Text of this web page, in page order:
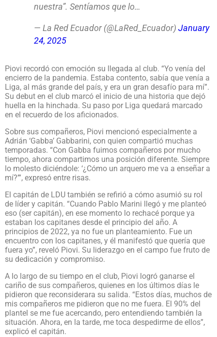
nuestra”. Sentíamos que lo…
— La Red Ecuador (@LaRed_Ecuador) January
24, 2025
Piovi recordó con emoción su llegada al club. “Yo venía del
encierro de la pandemia. Estaba contento, sabía que venía a
Liga, al más grande del país, y era un gran desafío para mí”.
Su debut en el club marcó el inicio de una historia que dejó
huella en la hinchada. Su paso por Liga quedará marcado
en el recuerdo de los aficionados.
Sobre sus compañeros, Piovi mencionó especialmente a
Adrián ‘Gabba’ Gabbarini, con quien compartió muchas
temporadas. “Con Gabba fuimos compañeros por mucho
tiempo, ahora compartimos una posición diferente. Siempre
lo molesto diciéndole: ‘¿Cómo un arquero me va a enseñar a
mí?’”, expresó entre risas.
El capitán de LDU también se refirió a cómo asumió su rol
de líder y capitán. “Cuando Pablo Marini llegó y me planteó
eso (ser capitán), en ese momento lo rechacé porque ya
estaban los capitanes desde el principio del año. A
principios de 2022, ya no fue un planteamiento. Fue un
encuentro con los capitanes, y él manifestó que quería que
fuera yo”, reveló Piovi. Su liderazgo en el campo fue fruto de
su dedicación y compromiso.
A lo largo de su tiempo en el club, Piovi logró ganarse el
cariño de sus compañeros, quienes en los últimos días le
pidieron que reconsiderara su salida. “Estos días, muchos de
mis compañeros me pidieron que no me fuera. El 90% del
plantel se me fue acercando, pero entendiendo también la
situación. Ahora, en la tarde, me toca despedirme de ellos”,
explicó el capitán.